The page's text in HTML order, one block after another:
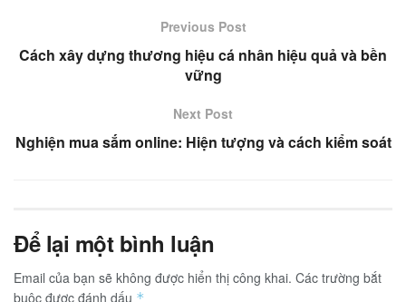
Previous Post
Cách xây dựng thương hiệu cá nhân hiệu quả và bền
vững
Next Post
Nghiện mua sắm online: Hiện tượng và cách kiểm soát
Để lại một bình luận
Email của bạn sẽ không được hiển thị công khai. Các trường bắt
buộc được đánh dấu *